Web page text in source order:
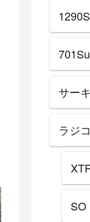
サー
ラジ
SO